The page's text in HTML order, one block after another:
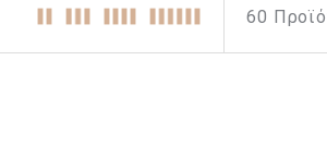
φανταστείτε ότι μόνο 1 στα 10.000